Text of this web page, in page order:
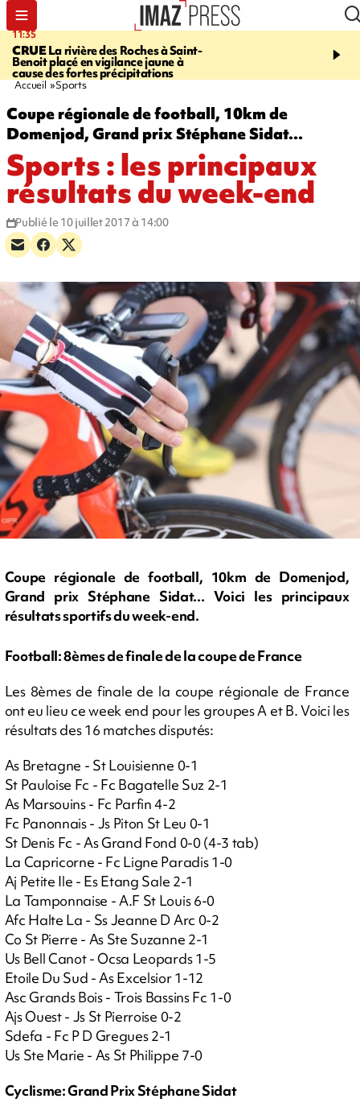
11:35
CRUELa rivière des Roches à Saint-
Benoit placé en vigilance jaune à
cause des fortes précipitations
11:57
Le
Papang a repris du
Accueil Sports
Coupe régionale de football, 10km de
Domenjod, Grand prix Stéphane Sidat...
Sports : les principaux
résultats du week-end
Publié le 10 juillet 2017 à 14:00
Coupe régionale de football, 10km de Domenjod,
Grand prix Stéphane Sidat... Voici les principaux
résultats sportifs du week-end.
Football: 8èmes de finale de la coupe de France
Les 8èmes de finale de la coupe régionale de France
ont eu lieu ce week end pour les groupes A et B. Voici les
résultats des 16 matches disputés:
As Bretagne - St Louisienne 0-1
St Pauloise Fc - Fc Bagatelle Suz 2-1
As Marsouins - Fc Parfin 4-2
Fc Panonnais - Js Piton St Leu 0-1
St Denis Fc - As Grand Fond 0-0 (4-3 tab)
La Capricorne - Fc Ligne Paradis 1-0
Aj Petite Ile - Es Etang Sale 2-1
La Tamponnaise - A.F St Louis 6-0
Afc Halte La - Ss Jeanne D Arc 0-2
Co St Pierre - As Ste Suzanne 2-1
Us Bell Canot - Ocsa Leopards 1-5
Etoile Du Sud - As Excelsior 1-12
Asc Grands Bois - Trois Bassins Fc 1-0
Ajs Ouest - Js St Pierroise 0-2
Sdefa - Fc P D Gregues 2-1
Us Ste Marie - As St Philippe 7-0
Cyclisme: Grand Prix Stéphane Sidat